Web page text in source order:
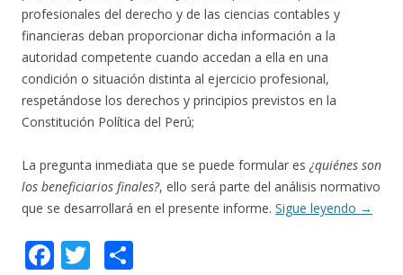
profesionales del derecho y de las ciencias contables y
financieras deban proporcionar dicha información a la
autoridad competente cuando accedan a ella en una
condición o situación distinta al ejercicio profesional,
respetándose los derechos y principios previstos en la
Constitución Política del Perú;
La pregunta inmediata que se puede formular es ¿quiénes son
los beneficiarios finales?, ello será parte del análisis normativo
que se desarrollará en el presente informe. Sigue leyendo →
F T